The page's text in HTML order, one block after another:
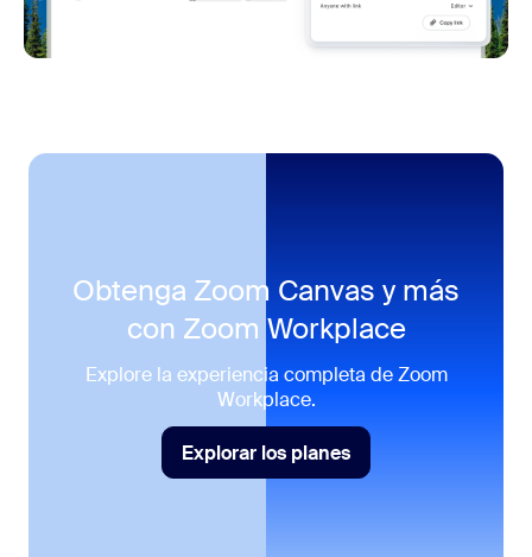
Obtenga Zoom Canvas y más
con Zoom Workplace
Explore la experiencia completa de Zoom
Workplace.
Explorar los planes
Explorar los planes